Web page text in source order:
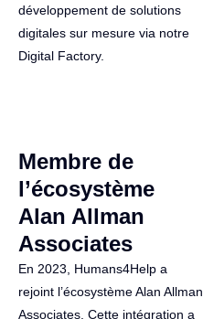
développement de solutions
digitales sur mesure via notre
Digital Factory.
Membre de
l’écosystème
Alan Allman
Associates
En 2023, Humans4Help a
rejoint l’écosystème Alan Allman
Associates. Cette intégration a